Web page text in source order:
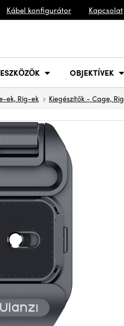
Kábel konfigurátor Kapcsolat
OBJEKTÍVEK
ek, Rig-ek Kiegészítők - Cage, Rig